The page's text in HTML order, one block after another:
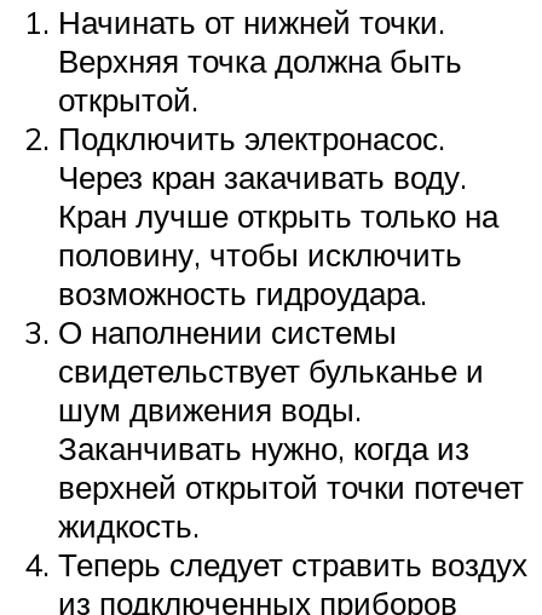
Начинать от нижней точки.
Верхняя точка должна быть
открытой.
Подключить электронасос.
Через кран закачивать воду.
Кран лучше открыть только на
половину, чтобы исключить
возможность гидроудара.
О наполнении системы
свидетельствует бульканье и
шум движения воды.
Заканчивать нужно, когда из
верхней открытой точки потечет
жидкость.
Теперь следует стравить воздух
из подключенных приборов